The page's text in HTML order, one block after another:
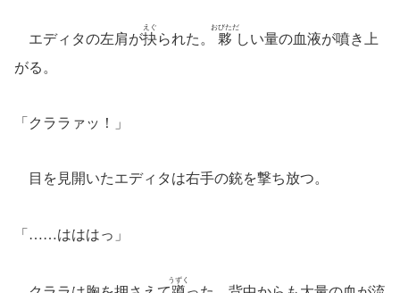
エディタの左肩が抉
えぐ
られた。 夥
おびただ
しい量の血液が噴き上
がる。
「クララァッ！」
目を見開いたエディタは右手の銃を撃ち放つ。
「……はははっ」
うずく